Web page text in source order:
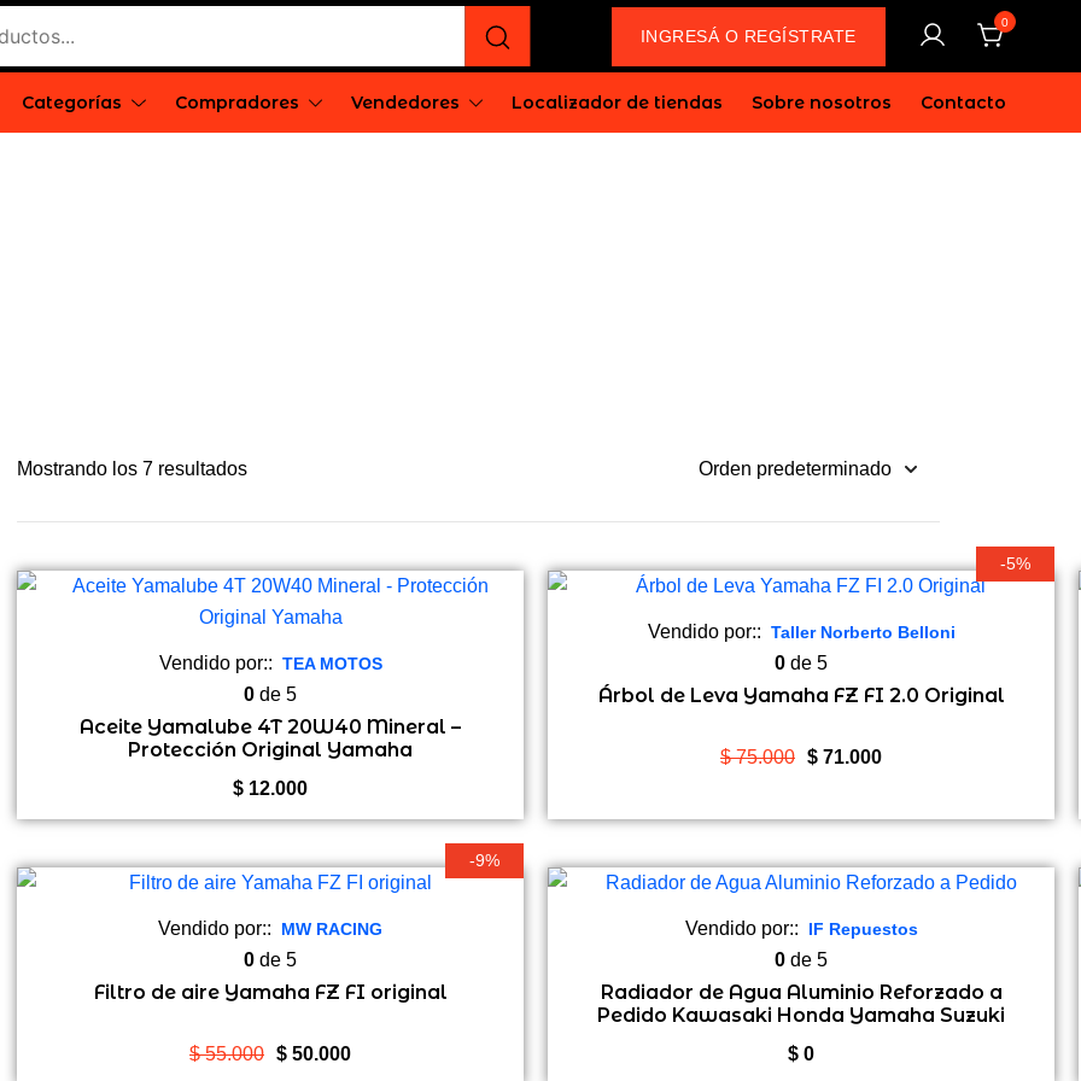
INGRESÁ O REGÍSTRATE
0
Categorías Compradores Vendedores Localizador de tiendas Sobre nosotros Contacto
Mostrando los 7 resultados
Vendido por:: TEA MOTOS
0 de 5
Aceite Yamalube 4T 20W40 Mineral –
Protección Original Yamaha
$ 12.000
-5%
Vendido por:: Taller Norberto Belloni
0 de 5
Árbol de Leva Yamaha FZ FI 2.0 Original
$75.000 El
original
$ 75.000.
$ 71.000El
actual
$ 71.000.
-9%
Vendido por:: MW RACING
0 de 5
Filtro de aire Yamaha FZ FI original
$55.000 El
$ 50.000El
Vendido por:: IF Repuestos
0 de 5
Radiador de Agua Aluminio Reforzado a
Pedido Kawasaki Honda Yamaha Suzuki
$ 0